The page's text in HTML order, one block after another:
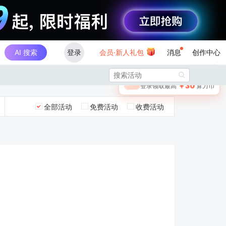
AI 搜索 登录 会员·新人礼包 消息 创作中心
🎁 未登录
登录领取最高￥30算力币

全部活动 免费活动 收费活动